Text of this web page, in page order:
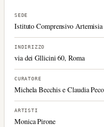
SEDE
Istituto Comprensivo
INDIRIZZO
via dei Gllicini 60, Roma
CURATORE
Michela Becchis e Claudia
ARTISTI
Monica Pirone